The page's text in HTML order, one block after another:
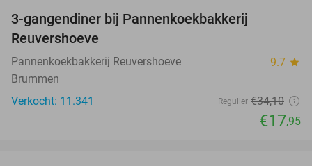
3-gangendiner bij Pannenkoekbakkerij
Reuvershoeve
Pannenkoekbakkerij Reuvershoeve 9.7 star
Brummen
Verkocht: 11.341
Regulier €34,10
€17,95